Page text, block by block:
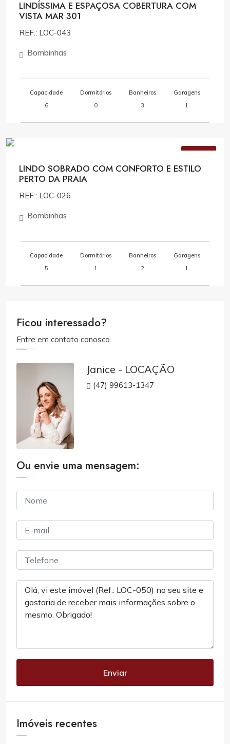
LINDÍSSIMA E ESPAÇOSA COBERTURA COM
VISTA MAR 301
REF.: LOC-043
Bombinhas
Capacidade
6
Dormitórios
0
Banheiros
3
Garagens
1
VENDA
LINDO SOBRADO COM CONFORTO E ESTILO
PERTO DA PRAIA
REF.: LOC-026
Bombinhas
Capacidade
5
Dormitórios
1
Banheiros
2
Garagens
1
Ficou interessado?
Entre em contato conosco
Janice - LOCAÇÃO
(47) 99613-1347
Ou envie uma mensagem:
Enviar
Imóveis recentes